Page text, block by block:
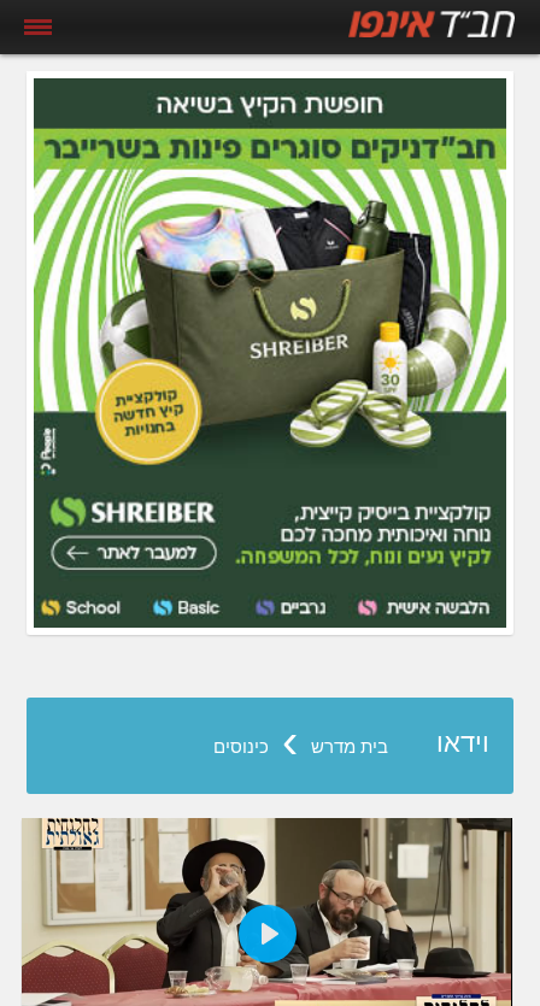
וידאו בית מדרש › כינוסים
Play